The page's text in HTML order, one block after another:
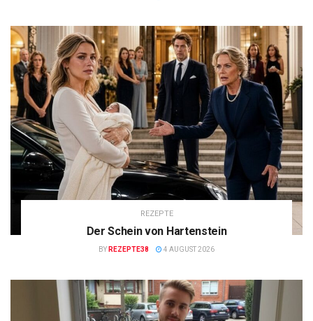
REZEPTE
Der Schein von Hartenstein
BY REZEPTE38 4 AUGUST 2026